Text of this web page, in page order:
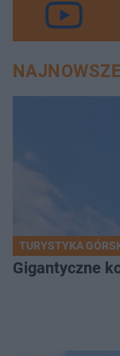
TURYSTYKA
Gigantyczne